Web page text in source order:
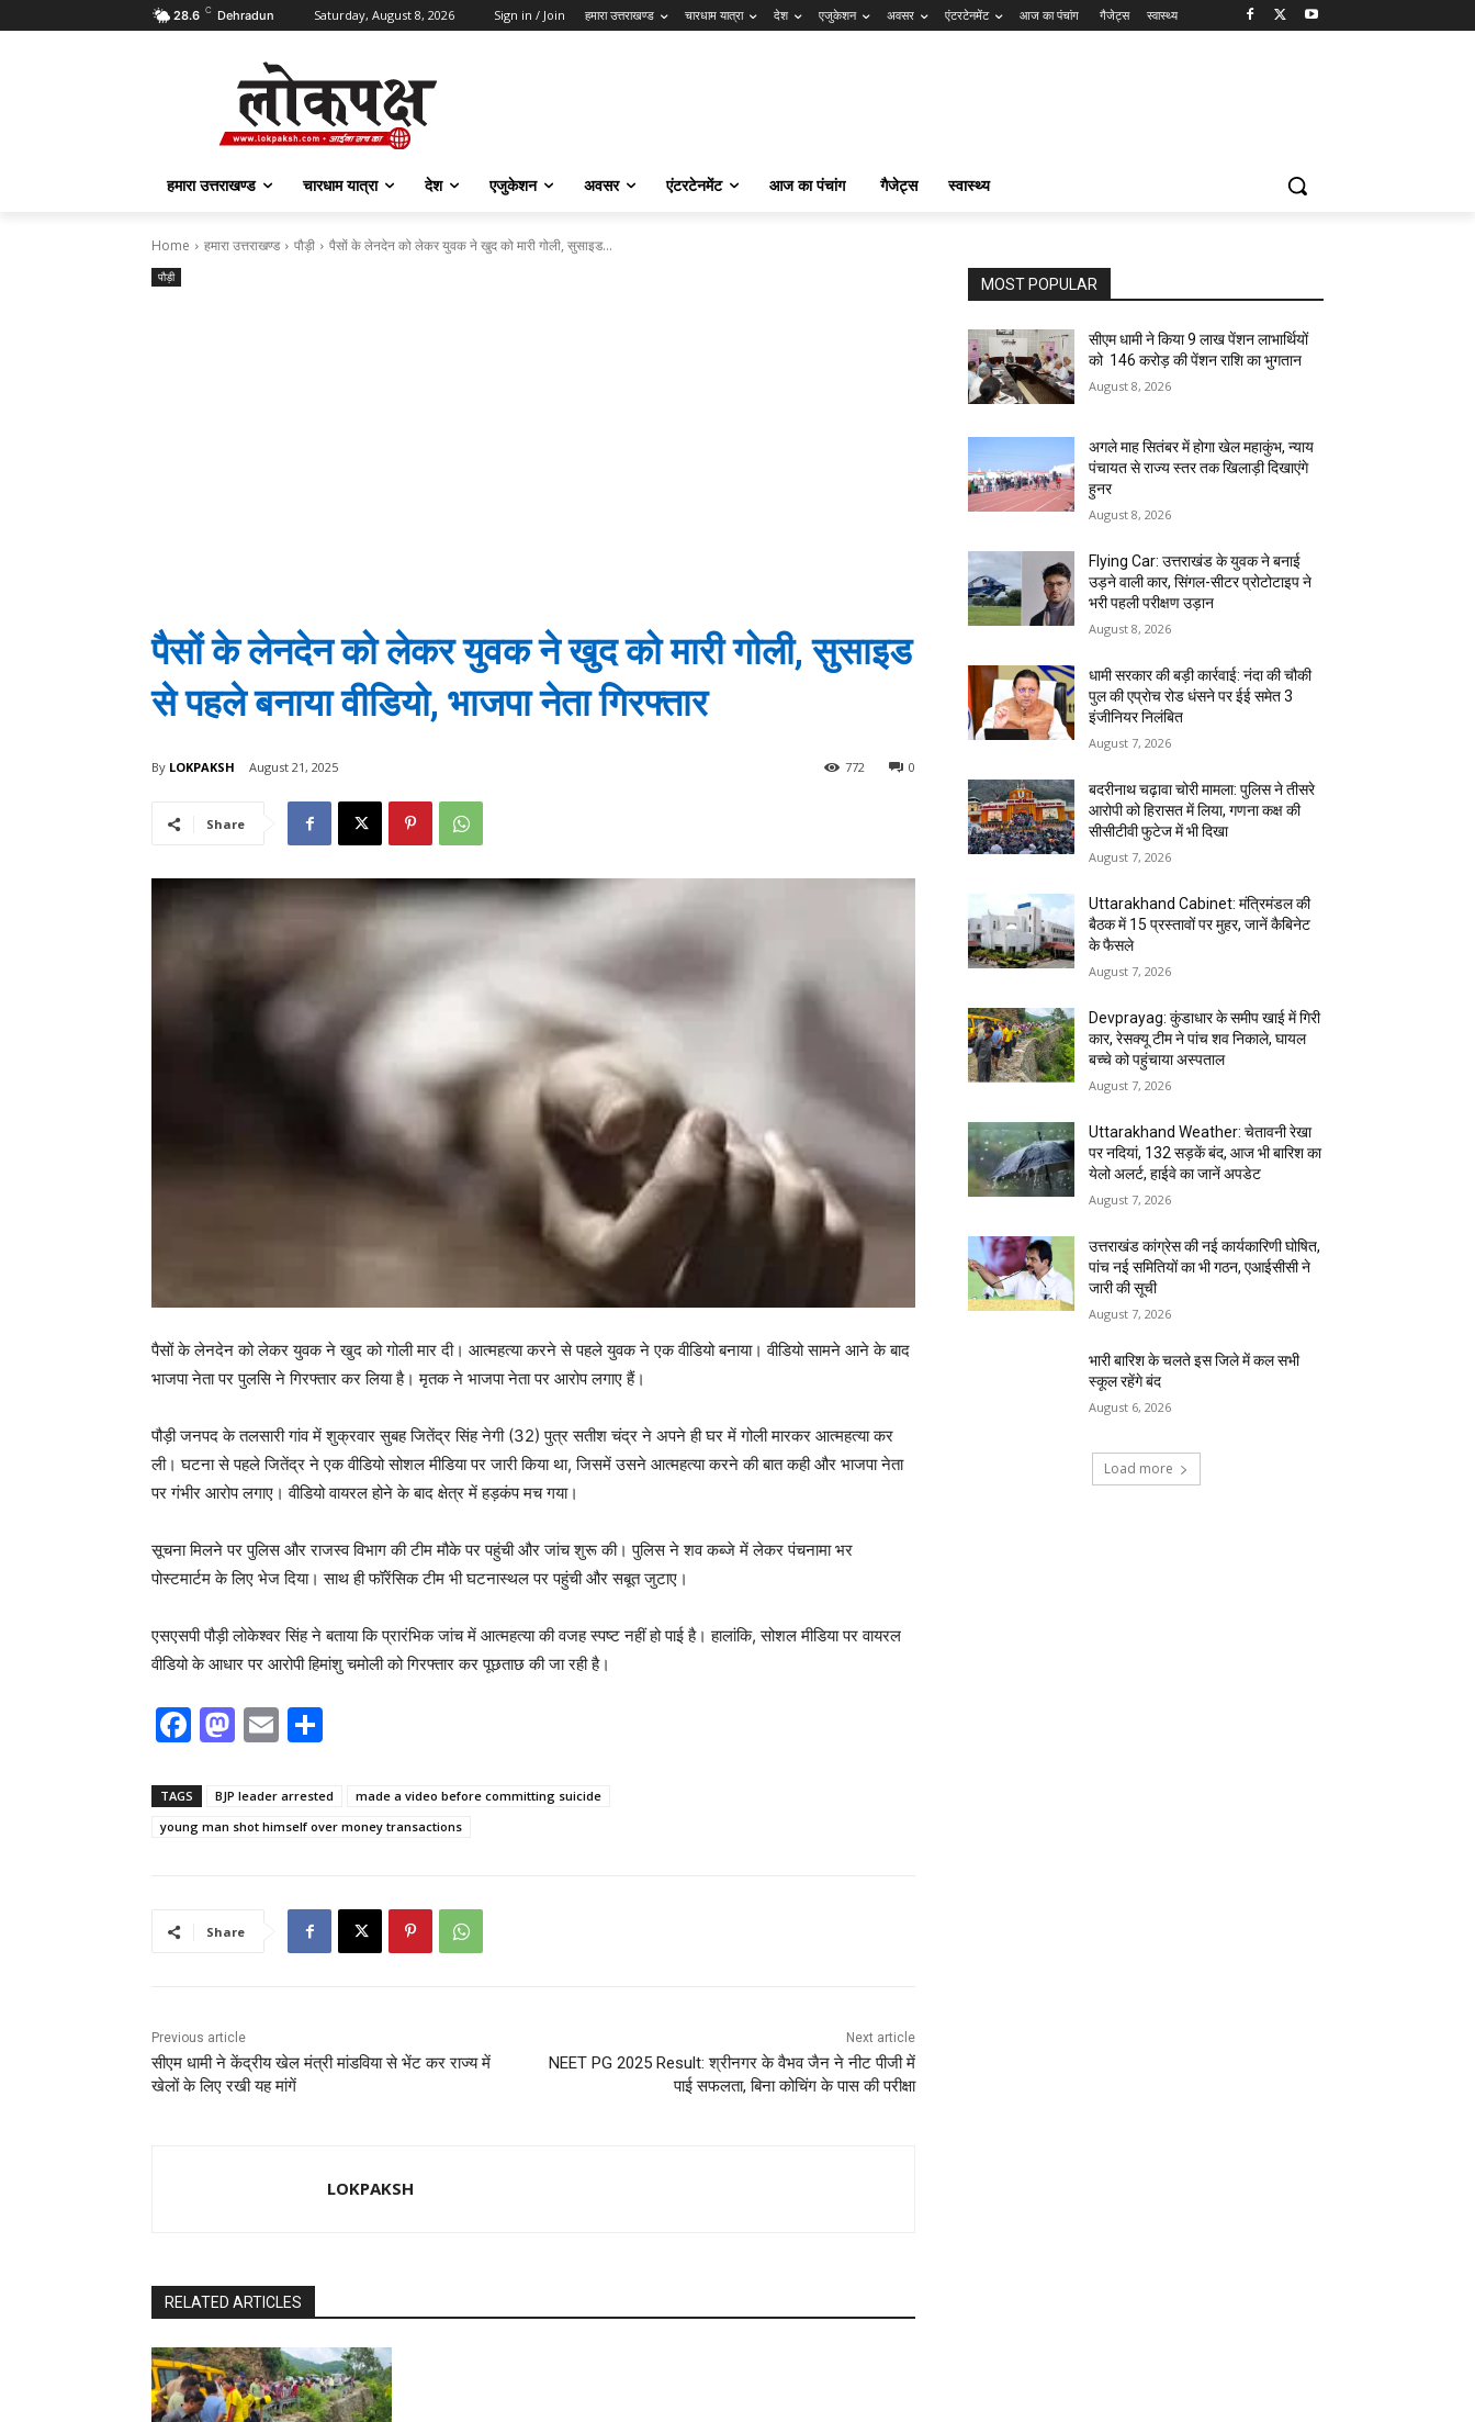
28.6 C Dehradun Saturday, August 8, 2026 Sign in / Join हमारा उत्तराखण्ड चारधाम यात्रा देश एजुकेशन अवसर एंटरटेनमेंट आज का पंचांग गैजेट्स स्वास्थ्य
हमारा उत्तराखण्ड चारधाम यात्रा देश एजुकेशन अवसर एंटरटेनमेंट आज का पंचांग गैजेट्स स्वास्थ्य
Home हमारा उत्तराखण्ड पौड़ी पैसों के लेनदेन को लेकर युवक ने खुद को मारी गोली, सुसाइड...
पौड़ी
पैसों के लेनदेन को लेकर युवक ने खुद को मारी गोली, सुसाइड
से पहले बनाया वीडियो, भाजपा नेता गिरफ्तार
By LOKPAKSH August 21, 2025 0
772
Share
पैसों के लेनदेन को लेकर युवक ने खुद को गोली मार दी। आत्महत्या करने से पहले युवक ने एक वीडियो बनाया। वीडियो सामने आने के बाद
भाजपा नेता पर पुलसि ने गिरफ्तार कर लिया है। मृतक ने भाजपा नेता पर आरोप लगाए हैं।
पौड़ी जनपद के तलसारी गांव में शुक्रवार सुबह जितेंद्र सिंह नेगी (32) पुत्र सतीश चंद्र ने अपने ही घर में गोली मारकर आत्महत्या कर
ली। घटना से पहले जितेंद्र ने एक वीडियो सोशल मीडिया पर जारी किया था, जिसमें उसने आत्महत्या करने की बात कही और भाजपा नेता
पर गंभीर आरोप लगाए। वीडियो वायरल होने के बाद क्षेत्र में हड़कंप मच गया।
सूचना मिलने पर पुलिस और राजस्व विभाग की टीम मौके पर पहुंची और जांच शुरू की। पुलिस ने शव कब्जे में लेकर पंचनामा भर
पोस्टमार्टम के लिए भेज दिया। साथ ही फॉरेंसिक टीम भी घटनास्थल पर पहुंची और सबूत जुटाए।
एसएसपी पौड़ी लोकेश्वर सिंह ने बताया कि प्रारंभिक जांच में आत्महत्या की वजह स्पष्ट नहीं हो पाई है। हालांकि, सोशल मीडिया पर वायरल
वीडियो के आधार पर आरोपी हिमांशु चमोली को गिरफ्तार कर पूछताछ की जा रही है।
F
c
e
o
M
st
o
n
E
ai
l
ar
e
TAGS BJP leader arrested
made a video before committing suicide
young man shot himself over money transactions
Share
Previous article
सीएम धामी ने केंद्रीय खेल मंत्री मांडविया से भेंट कर राज्य में
खेलों के लिए रखी यह मांगें
Next article
NEET PG 2025 Result: श्रीनगर के वैभव जैन ने नीट पीजी में
पाई सफलता, बिना कोचिंग के पास की परीक्षा
LOKPAKSH
RELATED ARTICLES
MOST POPULAR
सीएम धामी ने किया 9 लाख पेंशन लाभार्थियों
को ₹ 146 करोड़ की पेंशन राशि का भुगतान
August 8, 2026
अगले माह सितंबर में होगा खेल महाकुंभ, न्याय
पंचायत से राज्य स्तर तक खिलाड़ी दिखाएंगे
हुनर
August 8, 2026
Flying Car: उत्तराखंड के युवक ने बनाई
उड़ने वाली कार, सिंगल-सीटर प्रोटोटाइप ने
भरी पहली परीक्षण उड़ान
August 8, 2026
धामी सरकार की बड़ी कार्रवाई: नंदा की चौकी
पुल की एप्राेच रोड धंसने पर ईई समेत 3
इंजीनियर निलंबित
August 7, 2026
बदरीनाथ चढ़ावा चोरी मामला: पुलिस ने तीसरे
आरोपी को हिरासत में लिया, गणना कक्ष की
सीसीटीवी फुटेज में भी दिखा
August 7, 2026
Uttarakhand Cabinet: मंत्रिमंडल की
बैठक में 15 प्रस्तावों पर मुहर, जानें कैबिनेट
के फैसले
August 7, 2026
Devprayag: कुंडाधार के समीप खाई में गिरी
कार, रेसक्यू टीम ने पांच शव निकाले, घायल
बच्चे को पहुंचाया अस्पताल
August 7, 2026
Uttarakhand Weather: चेतावनी रेखा
पर नदियां, 132 सड़कें बंद, आज भी बारिश का
येलो अलर्ट, हाईवे का जानें अपडेट
August 7, 2026
उत्तराखंड कांग्रेस की नई कार्यकारिणी घोषित,
पांच नई समितियों का भी गठन, एआईसीसी ने
जारी की सूची
August 7, 2026
भारी बारिश के चलते इस जिले में कल सभी
स्कूल रहेंगे बंद
August 6, 2026
Load more